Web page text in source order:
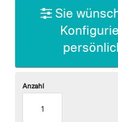
Sie
Anzahl